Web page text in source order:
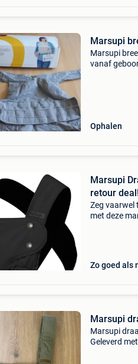
Marsupi
Marsupi
vanaf
Ophalen
Marsupi
retour
Zeg vaarwel
met deze
Zo goed als
Marsupi
Marsupi
Geleverd